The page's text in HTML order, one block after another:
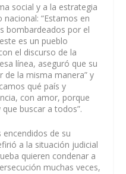
social y a la estrategia
“Estamos en
bombardeados por el
es un pueblo
el discurso de la
línea, aseguró que su
de la misma manera” y
qué país y
con amor, porque
buscar a todos”.
de su
a la situación judicial
quieren condenar a
muchas veces,